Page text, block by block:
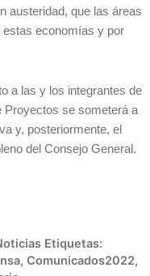
austeridad, que las áreas
estas economías y por
a las y los integrantes de
Proyectos se someterá a
y, posteriormente, el
del Consejo General.
Etiquetas:
, Comunicados2022,